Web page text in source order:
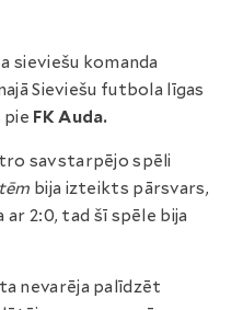
sieviešu komanda
Sieviešu futbola līgas
pie FK Auda.
savstarpējo spēli
bija izteikts pārsvars,
2:0, tad šī spēle bija
nevarēja palīdzēt